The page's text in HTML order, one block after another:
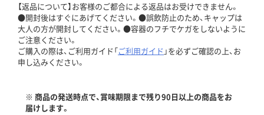
【返品について】お客様のご都合による返品はお受けできません。
●開封後はすぐにあげてください。●誤飲防止のため、キャップは
大人の方が開封してください。●容器のフチでケガをしないように
ご注意ください。
ご購入の際は、ご利用ガイド「ご利用ガイド 」を必ずご確認の上、お
申し込みください。
※ 商品の発送時点で、賞味期限まで残り90日以上の商品をお
届けします。